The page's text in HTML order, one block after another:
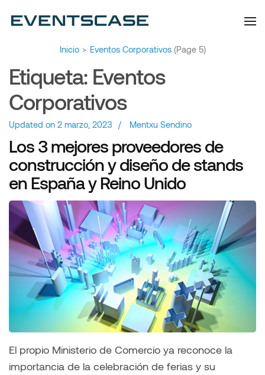
Inicio > Eventos Corporativos(Page 5)
Etiqueta: Eventos
Corporativos
Updated on 2 marzo, 2023 / Mentxu Sendino
Los 3 mejores proveedores de
construcción y diseño de stands
en España y Reino Unido
El propio Ministerio de Comercio ya reconoce la
importancia de la celebración de ferias y su